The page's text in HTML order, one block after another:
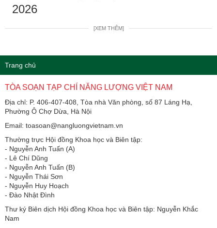
2026
[XEM THÊM]
Trang chủ
TÒA SOẠN TẠP CHÍ NĂNG LƯỢNG VIỆT NAM
Địa chỉ: P. 406-407-408, Tòa nhà Văn phòng, số 87 Láng Hạ,
Phường Ô Chợ Dừa, Hà Nội
Email: toasoan@nangluongvietnam.vn
Thường trực Hội đồng Khoa học và Biên tập:
​​​​​​- Nguyễn Anh Tuấn (A)
- Lê Chí Dũng
- Nguyễn Anh Tuấn (B)
- Nguyễn Thái Sơn
- Nguyễn Huy Hoạch
- Đào Nhật Đình
Thư ký Biên dịch Hội đồng Khoa học và Biên tập: Nguyễn Khắc
Nam